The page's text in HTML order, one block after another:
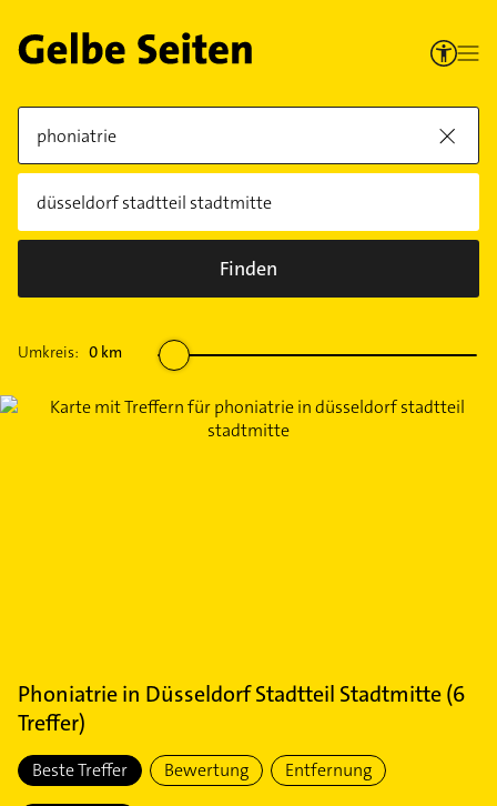
Finden
Umkreis: 0 km
Phoniatriein Düsseldorf Stadtteil Stadtmitte(6
Treffer)
Beste Treffer Bewertung Entfernung